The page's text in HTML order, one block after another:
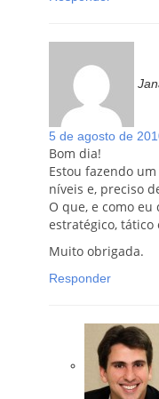
5 de agosto de
Bom dia!
Estou fazendo
níveis e, preciso
O que, e como
estratégico, tático
Muito obrigada.
Responder